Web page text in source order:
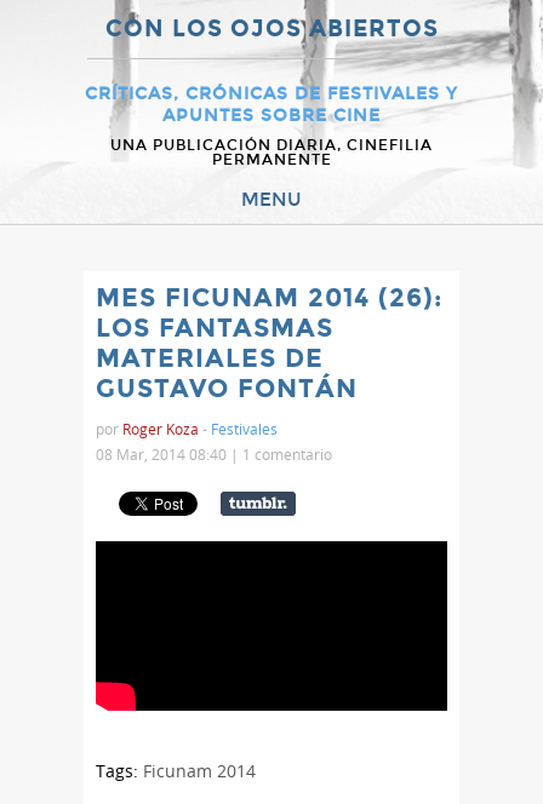
CON LOS OJOS ABIERTOS
CRÍTICAS, CRÓNICAS DE FESTIVALES Y
APUNTES SOBRE CINE
UNA PUBLICACIÓN DIARIA, CINEFILIA
PERMANENTE
MENU
MES FICUNAM 2014 (26):
LOS FANTASMAS
MATERIALES DE
GUSTAVO FONTÁN
por Roger Koza - Festivales
08 Mar, 2014 08:40 | 1 comentario
Tags: Ficunam 2014